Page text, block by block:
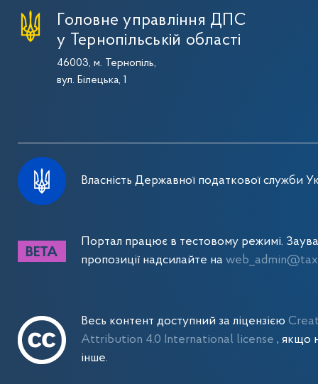
Головне управління ДПС
у Тернопільській області
46003, м. Тернопіль,
вул. Білецька, 1
Власність Державної податкової служби
Портал працює в тестовому режимі.
пропозиції надсилайте на
Весь контент доступний за ліцензією
Attribution 4.0 International license, якщо
інше.